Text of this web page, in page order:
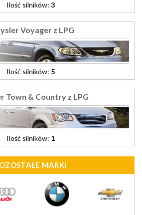
Ilość silników: 3
Voyager z LPG
Ilość silników: 5
Town & Country z LPG
Ilość silników: 1
MARKI